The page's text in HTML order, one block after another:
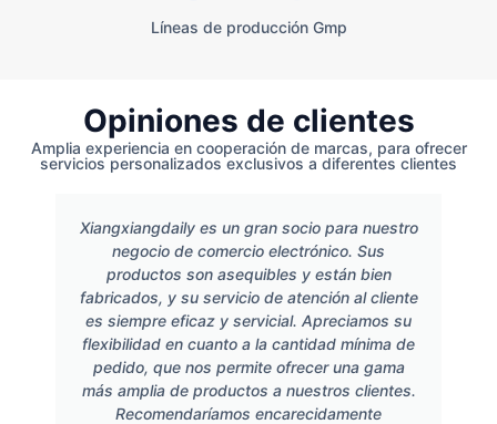
Líneas de producción Gmp
Opiniones de clientes
Amplia experiencia en cooperación de marcas, para ofrecer
servicios personalizados exclusivos a diferentes clientes
Xiangxiangdaily es un gran socio para nuestro
negocio de comercio electrónico. Sus
productos son asequibles y están bien
fabricados, y su servicio de atención al cliente
es siempre eficaz y servicial. Apreciamos su
flexibilidad en cuanto a la cantidad mínima de
pedido, que nos permite ofrecer una gama
más amplia de productos a nuestros clientes.
Recomendaríamos encarecidamente